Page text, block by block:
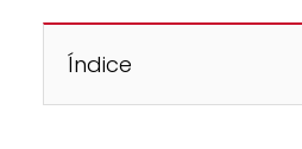
Índice